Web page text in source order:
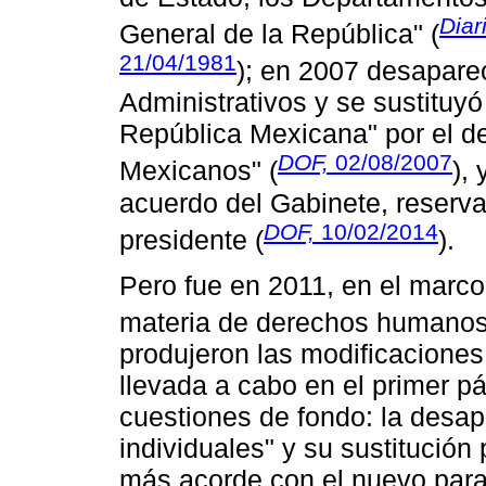
General de la República" (
21/04/1981); en 2007
Administrativos y se
República Mexicana" por el
Mexicanos" (DOF, 02/08/2007),
acuerdo del Gabinete,
presidente (DOF, 10/02/2014).
Pero fue en 2011, en el
materia de derechos
produjeron las
llevada a cabo en el primer
cuestiones de fondo: la
individuales" y su sustitución
más acorde con el nuevo